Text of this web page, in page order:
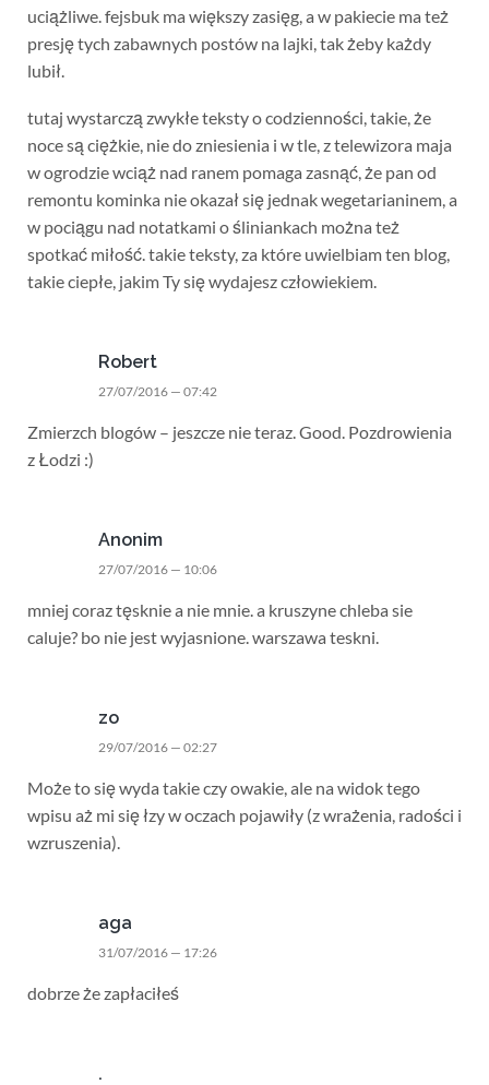
uciążliwe. fejsbuk ma większy zasięg, a w pakiecie ma też
presję tych zabawnych postów na lajki, tak żeby każdy
lubił.
tutaj wystarczą zwykłe teksty o codzienności, takie, że
noce są ciężkie, nie do zniesienia i w tle, z telewizora maja
w ogrodzie wciąż nad ranem pomaga zasnąć, że pan od
remontu kominka nie okazał się jednak wegetarianinem, a
w pociągu nad notatkami o śliniankach można też
spotkać miłość. takie teksty, za które uwielbiam ten blog,
takie ciepłe, jakim Ty się wydajesz człowiekiem.
Robert
27/07/2016 — 07:42
Zmierzch blogów – jeszcze nie teraz. Good. Pozdrowienia
z Łodzi :)
Anonim
27/07/2016 — 10:06
mniej coraz tęsknie a nie mnie. a kruszyne chleba sie
caluje? bo nie jest wyjasnione. warszawa teskni.
zo
29/07/2016 — 02:27
Może to się wyda takie czy owakie, ale na widok tego
wpisu aż mi się łzy w oczach pojawiły (z wrażenia, radości i
wzruszenia).
aga
31/07/2016 — 17:26
dobrze że zapłaciłeś
.